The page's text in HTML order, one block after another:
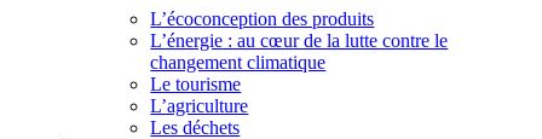
L’écoconception des produits
L’énergie : au cœur de la lutte contre le
changement climatique
Le tourisme
L’agriculture
Les déchets